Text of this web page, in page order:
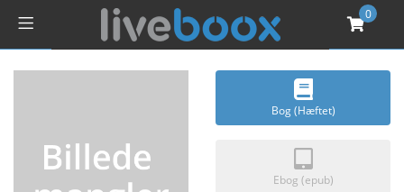
0
Bog (Hæftet)
Ebog (epub)